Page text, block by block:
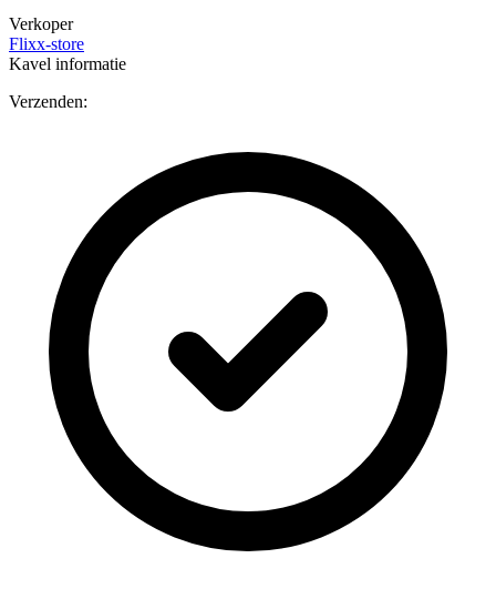
Verkoper
Flixx-store
Kavel informatie
Verzenden: